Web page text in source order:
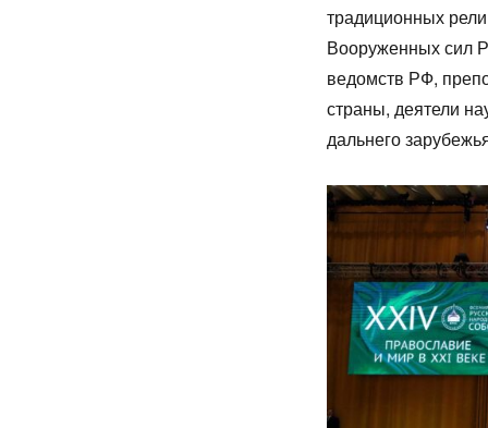
традиционных
Вооруженных сил
ведомств РФ,
страны, деятели
дальнего